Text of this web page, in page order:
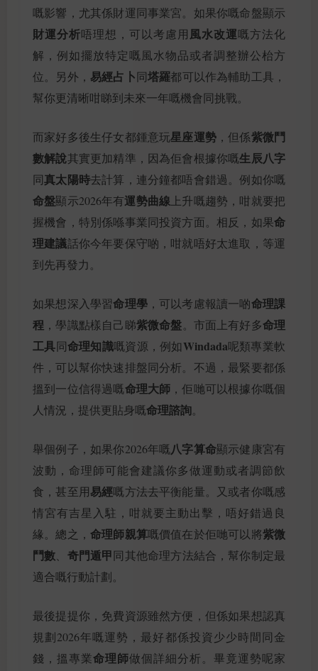
嘅影響，尤其係財運同事業宮。如果你嘅命盤顯示
財運分析唔理想，可以考慮用風水改運嘅方法化
解，例如擺放特定嘅風水物品或者調整辦公枱方
位。另外， 易經占卜同塔羅都可以作為輔助工具，
幫你更清晰咁睇到未來一年嘅機會同挑戰。
而家好多後生仔女都鍾意玩星座運勢 ，但係紫微鬥
數解說其實更加精準，因為佢會根據你嘅生辰八字
同真太陽時去計算，連分鐘都唔會錯過。例如你嘅
命盤顯示2026年有運勢曲線 上升嘅趨勢，咁就要把
握機會，特別係喺事業同投資方面。相反，如果命
理建議話你今年要保守啲，咁就唔好太進取，等運
到先再發力。
如果想深入學習命理學，可以考慮報讀一啲命理課
程 ，學識點樣自己睇紫微命盤。市面上有好多命理
工具同命理知識嘅資源，例如Windada呢類專業軟
件，可以幫你快速排盤同分析。不過，最緊要都係
搵到一位信得過嘅命理大師 ，佢哋可以根據你嘅個
人情況，提供更貼身嘅命理諮詢。
舉個例子，如果你2026年嘅八字算命顯示健康宮有
波動，命理師可能會建議你多做運動或者調節飲
食，甚至用易經嘅方法去平衡能量。又或者你嘅感
情宮有吉星入駐，咁就要主動出擊，唔好錯過良
緣。總之， 命理師親算嘅價值在於佢哋可以將紫微
鬥數
奇門遁甲同其他命理方法結合，幫你制定最
適合嘅行動計劃。
最後提提你，免費資源雖然方便，但係如果想認真
規劃2026年嘅運勢，最好都係投資少少時間同金
錢，搵專業命理師做個詳細分析。畢竟運勢呢家